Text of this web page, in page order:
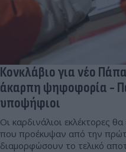
Κονκλάβιο για νέο
άκαρπη ψηφοφορία -
υποψήφιοι
Οι καρδινάλιοι εκλέκτορες
που προέκυψαν από την
διαμορφώσουν το τελικό